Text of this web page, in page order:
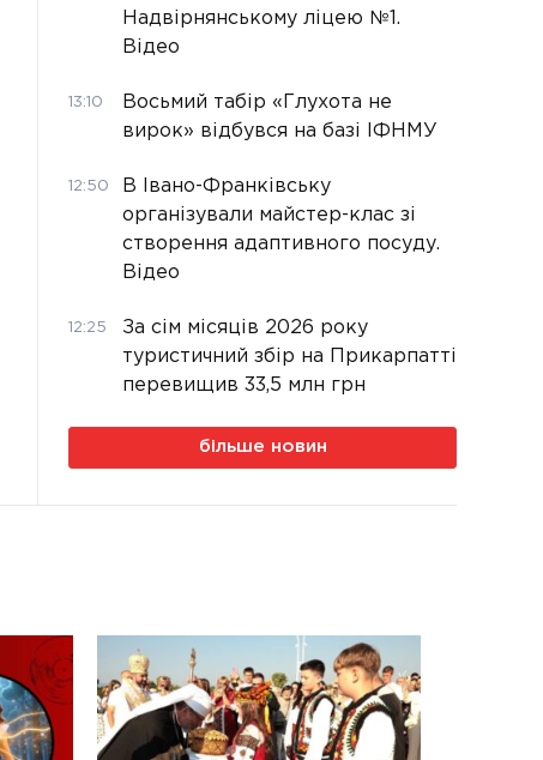
Надвірнянському ліцею №1.
Відео
13:10
Восьмий табір «Глухота не
вирок» відбувся на базі ІФНМУ
12:50
В Івано-Франківську
організували майстер-клас зі
створення адаптивного посуду.
Відео
12:25
За сім місяців 2026 року
туристичний збір на Прикарпатті
перевищив 33,5 млн грн
більше новин